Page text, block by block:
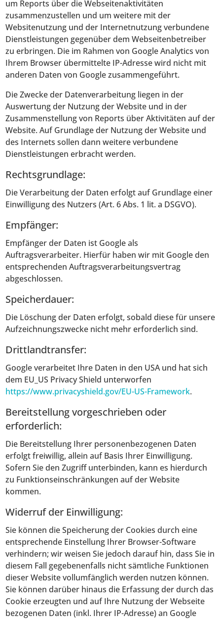
um Reports über die Webseitenaktivitäten
zusammenzustellen und um weitere mit der
Websitenutzung und der Internetnutzung verbundene
Dienstleistungen gegenüber dem Webseitenbetreiber
zu erbringen. Die im Rahmen von Google Analytics von
Ihrem Browser übermittelte IP-Adresse wird nicht mit
anderen Daten von Google zusammengeführt.
Die Zwecke der Datenverarbeitung liegen in der
Auswertung der Nutzung der Website und in der
Zusammenstellung von Reports über Aktivitäten auf der
Website. Auf Grundlage der Nutzung der Website und
des Internets sollen dann weitere verbundene
Dienstleistungen erbracht werden.
Rechtsgrundlage:
Die Verarbeitung der Daten erfolgt auf Grundlage einer
Einwilligung des Nutzers (Art. 6 Abs. 1 lit. a DSGVO).
Empfänger:
Empfänger der Daten ist Google als
Auftragsverarbeiter. Hierfür haben wir mit Google den
entsprechenden Auftragsverarbeitungsvertrag
abgeschlossen.
Speicherdauer:
Die Löschung der Daten erfolgt, sobald diese für unsere
Aufzeichnungszwecke nicht mehr erforderlich sind.
Drittlandtransfer:
Google verarbeitet Ihre Daten in den USA und hat sich
dem EU_US Privacy Shield unterworfen
https://www.privacyshield.gov/EU-US-Framework.
Bereitstellung vorgeschrieben oder
erforderlich:
Die Bereitstellung Ihrer personenbezogenen Daten
erfolgt freiwillig, allein auf Basis Ihrer Einwilligung.
Sofern Sie den Zugriff unterbinden, kann es hierdurch
zu Funktionseinschränkungen auf der Website
kommen.
Widerruf der Einwilligung:
Sie können die Speicherung der Cookies durch eine
entsprechende Einstellung Ihrer Browser-Software
verhindern; wir weisen Sie jedoch darauf hin, dass Sie in
diesem Fall gegebenenfalls nicht sämtliche Funktionen
dieser Website vollumfänglich werden nutzen können.
Sie können darüber hinaus die Erfassung der durch das
Cookie erzeugten und auf Ihre Nutzung der Webseite
bezogenen Daten (inkl. Ihrer IP-Adresse) an Google